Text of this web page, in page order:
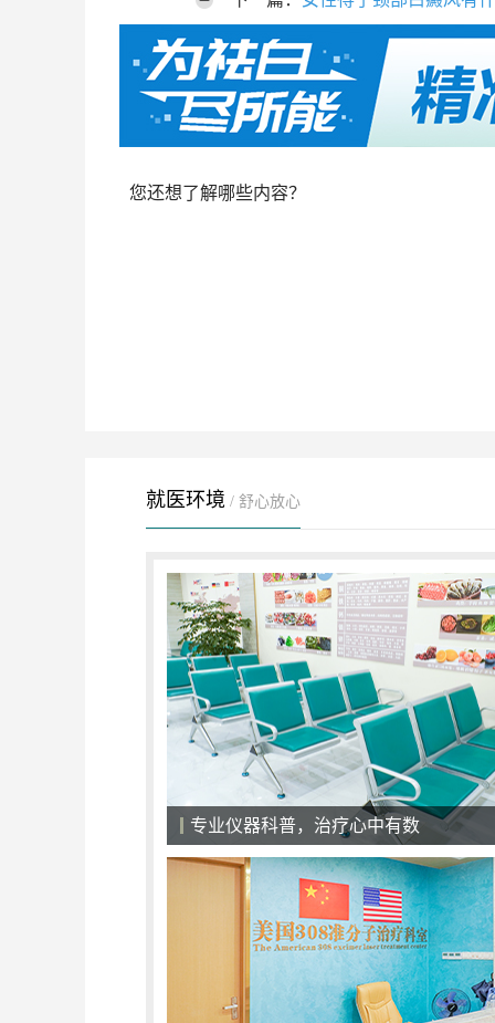
您还想了解哪些内容？
就医环境 / 舒心放心
医院候诊大厅，一切以患者为中心